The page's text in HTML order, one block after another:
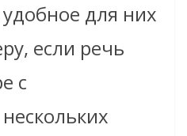
для них
если речь
с